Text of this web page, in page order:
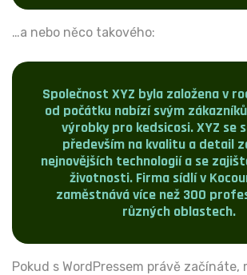
…a nebo něco takového:
Společnost XYZ byla založena v
od počátku nabízí svým
výrobky pro kedsicosi. XYZ se
především na kvalitu a detail
nejnovějších technologií a se
životnosti. Firma sídlí v
zaměstnává více než 300
různých oblastech.
Pokud s WordPressem právě začínáte,